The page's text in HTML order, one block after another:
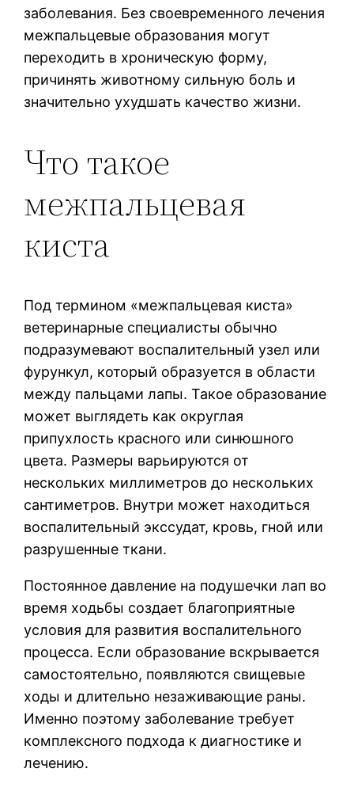
заболевания. Без своевременного лечения
межпальцевые образования могут
переходить в хроническую форму,
причинять животному сильную боль и
значительно ухудшать качество жизни.
Что такое
межпальцевая
киста
Под термином «межпальцевая киста»
ветеринарные специалисты обычно
подразумевают воспалительный узел или
фурункул, который образуется в области
между пальцами лапы. Такое образование
может выглядеть как округлая
припухлость красного или синюшного
цвета. Размеры варьируются от
нескольких миллиметров до нескольких
сантиметров. Внутри может находиться
воспалительный экссудат, кровь, гной или
разрушенные ткани.
Постоянное давление на подушечки лап во
время ходьбы создает благоприятные
условия для развития воспалительного
процесса. Если образование вскрывается
самостоятельно, появляются свищевые
ходы и длительно незаживающие раны.
Именно поэтому заболевание требует
комплексного подхода к диагностике и
лечению.